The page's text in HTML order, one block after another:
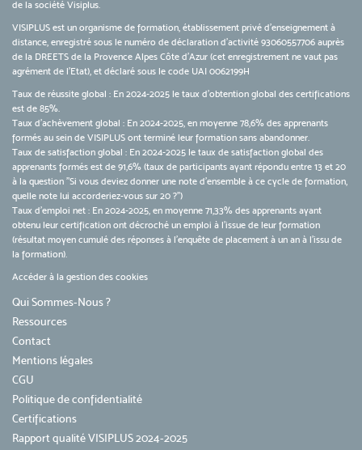
de la société Visiplus.
VISIPLUS est un organisme de formation, établissement privé d’enseignement à
distance, enregistré sous le numéro de déclaration d’activité 93060557706 auprès
de la DREETS de la Provence Alpes Côte d’Azur (cet enregistrement ne vaut pas
agrément de l’Etat), et déclaré sous le code UAI 0062199H
Taux de réussite global : En 2024-2025 le taux d'obtention global des certifications
est de 85%.
Taux d’achèvement global : En 2024-2025, en moyenne 78,6% des apprenants
formés au sein de VISIPLUS ont terminé leur formation sans abandonner.
Taux de satisfaction global : En 2024-2025 le taux de satisfaction global des
apprenants formés est de 91,6% (taux de participants ayant répondu entre 13 et 20
à la question "Si vous deviez donner une note d’ensemble à ce cycle de formation,
quelle note lui accorderiez-vous sur 20 ?")
Taux d’emploi net : En 2024-2025, en moyenne 71,33% des apprenants ayant
obtenu leur certification ont décroché un emploi à l'issue de leur formation
(résultat moyen cumulé des réponses à l'enquête de placement à un an à l'issu de
la formation).
Accéder à la gestion des cookies
Qui Sommes-Nous ?
Ressources
Contact
Mentions légales
CGU
Politique de confidentialité
Certifications
Rapport qualité VISIPLUS 2024-2025